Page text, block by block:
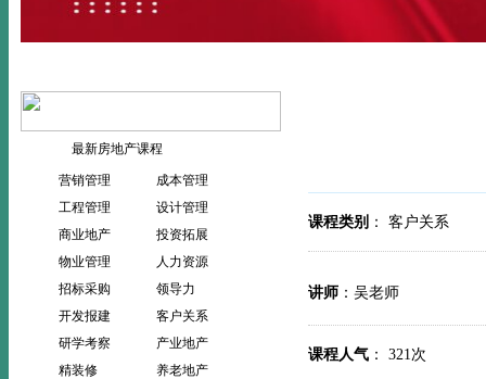
最新房地产课程
营销管理
成本管理
工程管理
设计管理
商业地产
投资拓展
物业管理
人力资源
招标采购
领导力
开发报建
客户关系
研学考察
产业地产
精装修
养老地产
课程类别 ： 客户关系
讲师：吴老师
课程人气： 321次